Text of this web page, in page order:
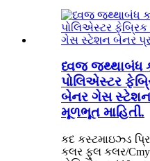
ધ્વજ જથ્થાબંધ
પોલિએસ્ટર
બેનર ગેસ સ્ટેશન
મૂળભૂત માહિતી.
કદ કસ્ટમાઇઝ્ડ
કલર ફુલ કલર/